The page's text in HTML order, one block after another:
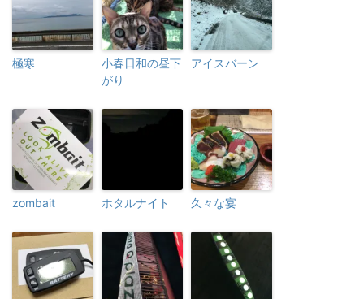
極寒
小春日和の昼下
がり
アイスバーン
zombait ホタルナイト 久々な宴